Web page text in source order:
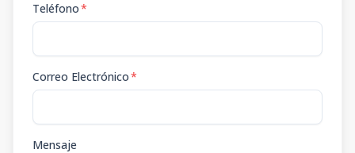
Teléfono*
Correo Electrónico*
Mensaje